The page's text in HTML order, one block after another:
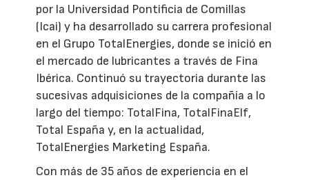
por la Universidad Pontificia de Comillas
(Icai) y ha desarrollado su carrera profesional
en el Grupo TotalEnergies, donde se inició en
el mercado de lubricantes a través de Fina
Ibérica. Continuó su trayectoria durante las
sucesivas adquisiciones de la compañía a lo
largo del tiempo: TotalFina, TotalFinaElf,
Total España y, en la actualidad,
TotalEnergies Marketing España.
Con más de 35 años de experiencia en el